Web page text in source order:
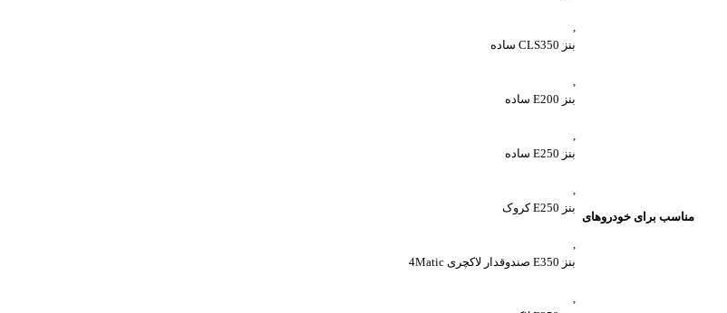
مناسب برای خودروهای
بنز CLS350 ساده
بنز E200 ساده
بنز E250 ساده
بنز E250 کروک
بنز E350 صندوقدار لاکچری 4Matic